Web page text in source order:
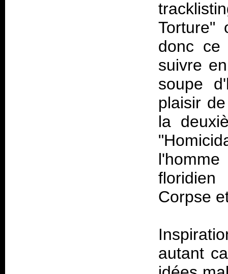
Torture"
donc ce
suivre
soupe
plaisir
la
Corpse
autant